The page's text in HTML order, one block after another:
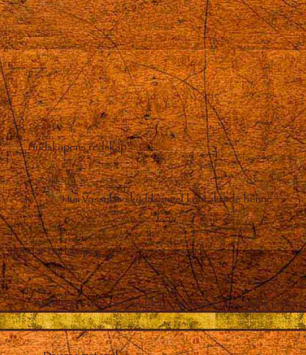
Budskapens redskap
Hur Vassulas skyddsängel kontaktade henne
Sprider Budskapen
Aktiviteter runt om i världen, rapporter och andlig